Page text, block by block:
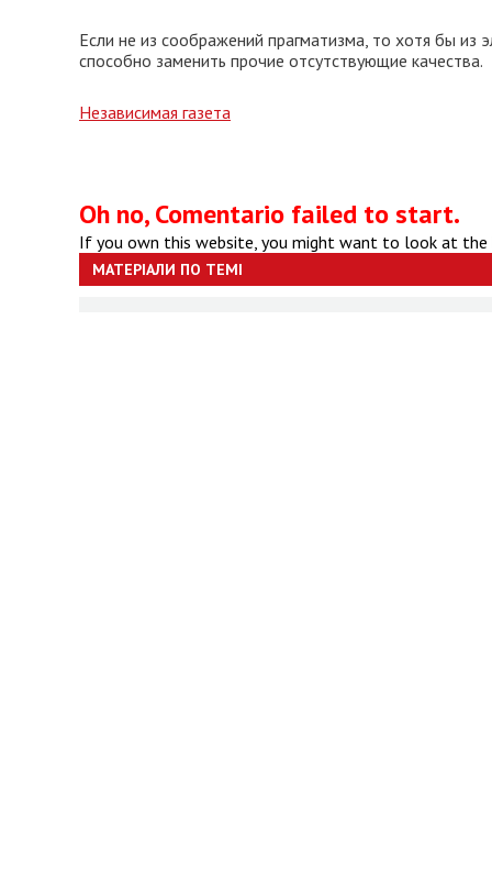
Если не из соображений прагматизма, то хотя бы из
способно заменить прочие отсутствующие качества.
Независимая газета
Oh no, Comentario failed to start.
If you own this website, you might want to look at
МАТЕРІАЛИ ПО ТЕМІ